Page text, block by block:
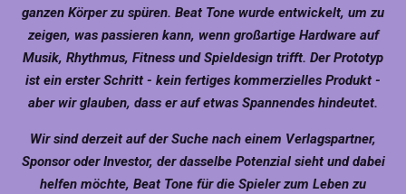
ganzen Körper zu spüren. Beat Tone wurde entwickelt, um zu
zeigen, was passieren kann, wenn großartige Hardware auf
Musik, Rhythmus, Fitness und Spieldesign trifft. Der Prototyp
ist ein erster Schritt - kein fertiges kommerzielles Produkt -
aber wir glauben, dass er auf etwas Spannendes hindeutet.
Wir sind derzeit auf der Suche nach einem Verlagspartner,
Sponsor oder Investor, der dasselbe Potenzial sieht und dabei
helfen möchte, Beat Tone für die Spieler zum Leben zu